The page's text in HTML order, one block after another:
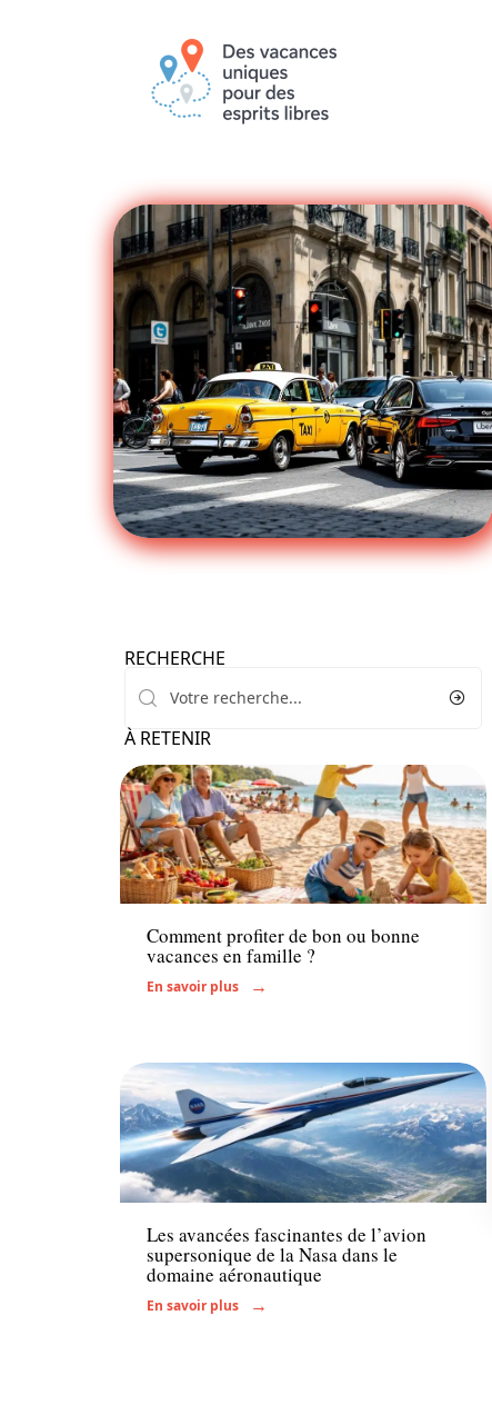
RECHERCHE
À RETENIR
Voyage
Comment profiter de bon ou bonne
vacances en famille ?
En savoir plus
Transport
Les avancées fascinantes de l’avion
supersonique de la Nasa dans le
domaine aéronautique
En savoir plus